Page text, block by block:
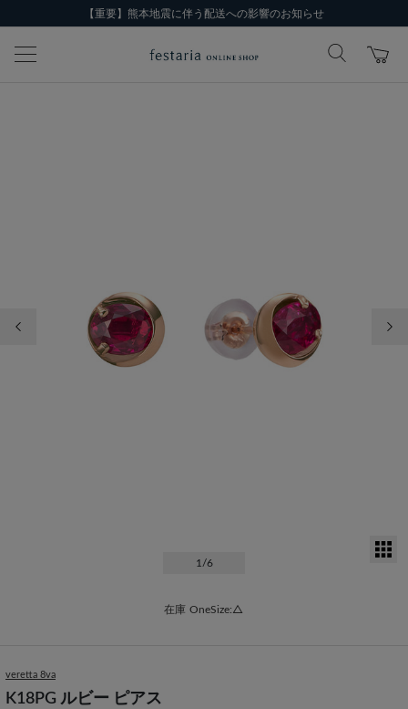
【重要】熊本地震に伴う配送への影響のお知らせ
1 /6
在庫 OneSize:△
veretta 8va
K18PG ルビー ピアス